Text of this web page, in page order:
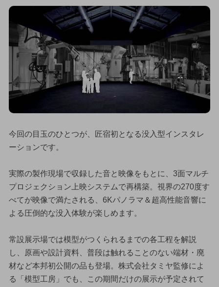
今回の目玉のひとつが、匠宿初となる没入型インスタレ
ーションです。
実際の製作現場で収録した音と映像をもとに、3面マルチ
プロジェクション上映システムで再構築。視界の270度す
べてが映像で満たされる、6Kパノラマ＆超高性能音響に
よる圧倒的な没入体験が楽しめます。
常設展示場では模型がつくられるまでの各工程を解説
し、原画や設計資料、普段は触れることのない端材・廃
材など本邦初公開の品も登場。株式会社タミヤ監修によ
る「模型工房」でも、この期間だけの展示が予定されて